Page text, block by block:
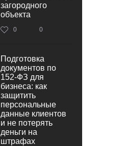
загородного
объекта
0 0
Подготовка
документов по
152‑ФЗ для
бизнеса: как
защитить
персональные
данные клиентов
и не потерять
деньги на
штрафах